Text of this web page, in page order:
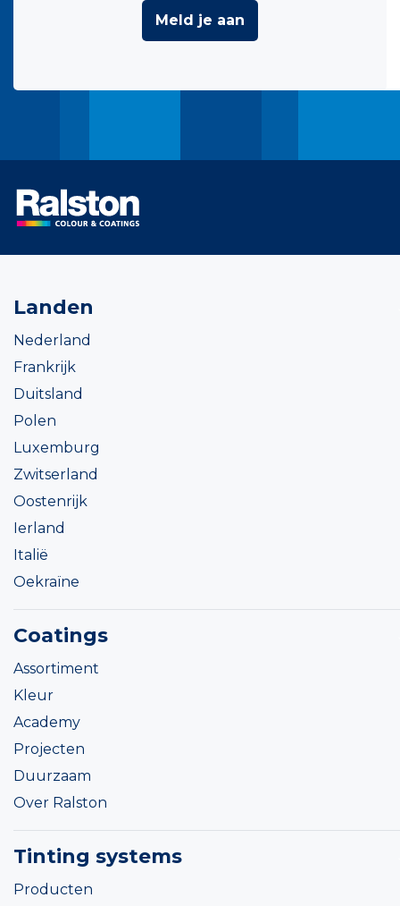
Meld je aan
Landen
Nederland
Frankrijk
Duitsland
Polen
Luxemburg
Zwitserland
Oostenrijk
Ierland
Italië
Oekraïne
Coatings
Assortiment
Kleur
Academy
Projecten
Duurzaam
Over Ralston
Tinting systems
Producten